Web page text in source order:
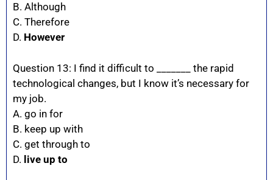
B. Although
C. Therefore
D. However
Question 13: I find it difficult to _______ the rapid
technological changes, but I know it’s necessary for
my job.
A. go in for
B. keep up with
C. get through to
D. live up to